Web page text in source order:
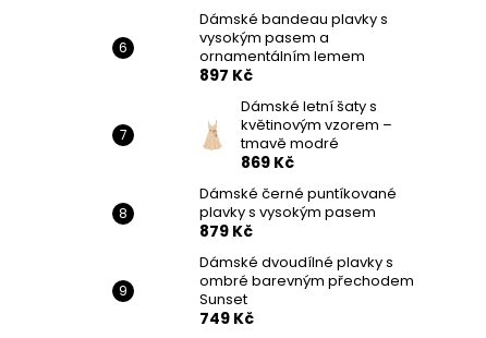
Dámské bandeau plavky s
vysokým pasem a
ornamentálním lemem
897 Kč
Dámské letní šaty s
květinovým vzorem –
tmavě modré
869 Kč
Dámské černé puntíkované
plavky s vysokým pasem
879 Kč
Dámské dvoudílné plavky s
ombré barevným přechodem
Sunset
749 Kč